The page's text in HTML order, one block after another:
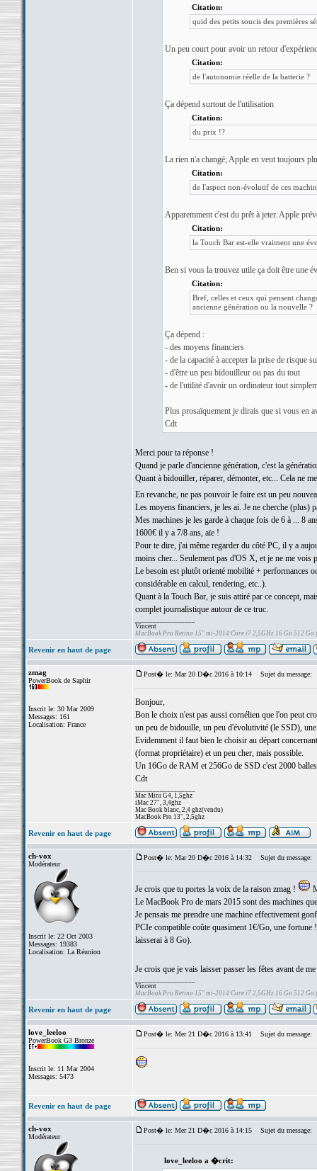
Citation:
quid des petits soucis des premières
Un peu court pour avoir un retour
Citation:
de l'autonomie réelle de la batterie ?
Ça dépend surtout de l'utilisation
Citation:
du prix !?
La rien n'a changé; Apple en veut toujours
Citation:
de l'aspect non-évolutif de ces
Apparemment c'est du prêt à jeter. Apple
Citation:
la Touch Bar est-elle vraiment une
Ben si vous la trouvez utile ça doit être une
Citation:
Bref, celles et ceux qui pensent
ancienne génération ou la nouvelle ?
Ça dépend :
- des moyens financiers
- de la capacité à accepter la prise de risque
- d'être un peu bidouilleur ou pas du tout
- de l'utilité d'avoir un ordinateur tout
Plus prosaïquement je dirais que si vous en
Cdt
Merci pour ta réponse !
Quand je parle d'ancienne génération, c'est la
Quant à bidouiller, réparer, démonter, etc... Cela ne
En revanche, ne pas pouvoir le faire est un peu
Les moyens financiers, je les ai. Je ne cherche (plus)
Mes machines je les garde à chaque fois de 6 à ... 8
1600€ il y a 7/8 ans, aïe !
Pour te dire, j'ai même regarder du côté PC, il y a
moins cher... Seulement pas d'OS X, et je ne me vois
Le besoin est plutôt orienté mobilité + performances
considérable en calcul, rendering, etc..).
Quant à la Touch Bar, je suis attiré par ce concept,
complet journalistique autour de ce truc.
Vincent
MacBook Pro Retina 15" mi-2014 Core i7 2,5GHz 16 Go 512 Go
Revenir en haut de page
zmag
PowerBook de Saphir
Inscrit le: 30 Mar 2009
Messages: 161
Localisation: France
Post� le: Mar 20 D�c 2016 à 10:14 Sujet du message:
Bonjour,
Bon le choix n'est pas aussi cornélien que l'on peut
un peu de bidouille, un peu d'évolutivité (le SSD),
Evidemment il faut bien le choisir au départ
(format propriétaire) et un peu cher, mais possible.
Un 16Go de RAM et 256Go de SSD c'est 2000
Cdt
Mac Mini G4, 1,5ghz
iMac 27", 3,4ghz
Mac Book blanc, 2,4 ghz(vendu)
MacBook Pro 13", 2,5ghz
Revenir en haut de page
ch-vox
Modérateur
Inscrit le: 22 Oct 2003
Messages: 19383
Localisation: La Réunion
Post� le: Mar 20 D�c 2016 à 14:32 Sujet du message:
Je crois que tu portes la voix de la raison zmag !
Le MacBook Pro de mars 2015 sont des machines
Je pensais me prendre une machine effectivement
PCIe compatible coûte quasiment 1€/Go, une
laisserai à 8 Go).
Je crois que je vais laisser passer les fêtes avant de
Vincent
MacBook Pro Retina 15" mi-2014 Core i7 2,5GHz 16 Go 512 Go
Revenir en haut de page
love_leeloo
PowerBook G3 Bronze
Inscrit le: 11 Mar 2004
Messages: 5473
Post� le: Mer 21 D�c 2016 à 13:41 Sujet du message:
Revenir en haut de page
ch-vox
Modérateur
Post� le: Mer 21 D�c 2016 à 14:15 Sujet du message:
love_leeloo a �crit: